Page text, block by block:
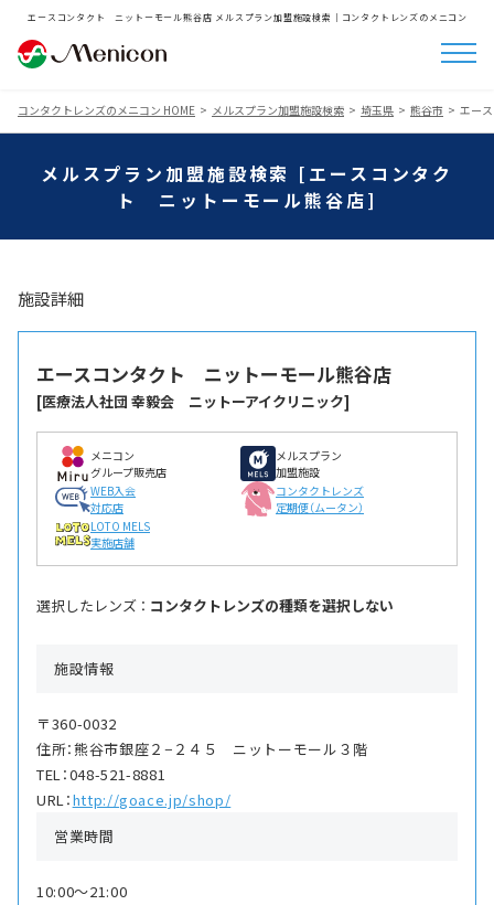
エースコンタクト ニットーモール熊谷店 メルスプラン加盟施設検索│コンタクトレンズのメニコン
コンタクトレンズのメニコン HOME メルスプラン加盟施設検索 埼玉県 熊谷市 エー
メルスプラン加盟施設検索 [エースコンタク
ト ニットーモール熊谷店]
施設詳細
エースコンタクト ニットーモール熊谷店
[医療法人社団 幸毅会 ニットーアイクリニック]
メニコン
グループ販売店
メルスプラン
加盟施設
WEB入会
対応店
コンタクトレンズ
定期便（ムータン）
LOTO MELS
実施店舗
選択したレンズ ： コンタクトレンズの種類を選択しない
施設情報
〒360-0032
住所：熊谷市銀座２−２４５ ニットーモール３階
TEL：048-521-8881
URL：http://goace.jp/shop/
営業時間
10:00〜21:00